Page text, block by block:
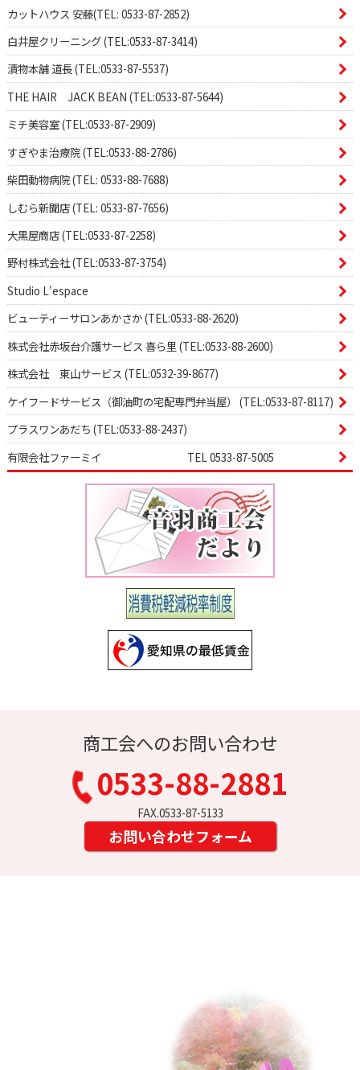
カットハウス 安藤(TEL: 0533-87-2852)
白井屋クリーニング (TEL:0533-87-3414)
漬物本舗 道長 (TEL:0533-87-5537)
THE HAIR JACK BEAN (TEL:0533-87-5644)
ミチ美容室 (TEL:0533-87-2909)
すぎやま治療院 (TEL:0533-88-2786)
柴田動物病院 (TEL: 0533-88-7688)
しむら新聞店 (TEL: 0533-87-7656)
大黒屋商店 (TEL:0533-87-2258)
野村株式会社 (TEL:0533-87-3754)
Studio L'espace
ビューティーサロンあかさか (TEL:0533-88-2620)
株式会社赤坂台介護サービス 喜ら里 (TEL:0533-88-2600)
株式会社 東山サービス (TEL:0532-39-8677)
ケイフードサービス（御油町の宅配専門弁当屋） (TEL:0533-87-8117)
プラスワンあだち (TEL:0533-88-2437)
有限会社ファーミイ TEL 0533-87-5005
商工会へのお問い合わせ
0533-88-2881
FAX.0533-87-5133
お問い合わせフォーム